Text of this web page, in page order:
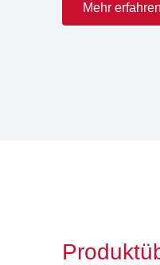
Mehr erfahren